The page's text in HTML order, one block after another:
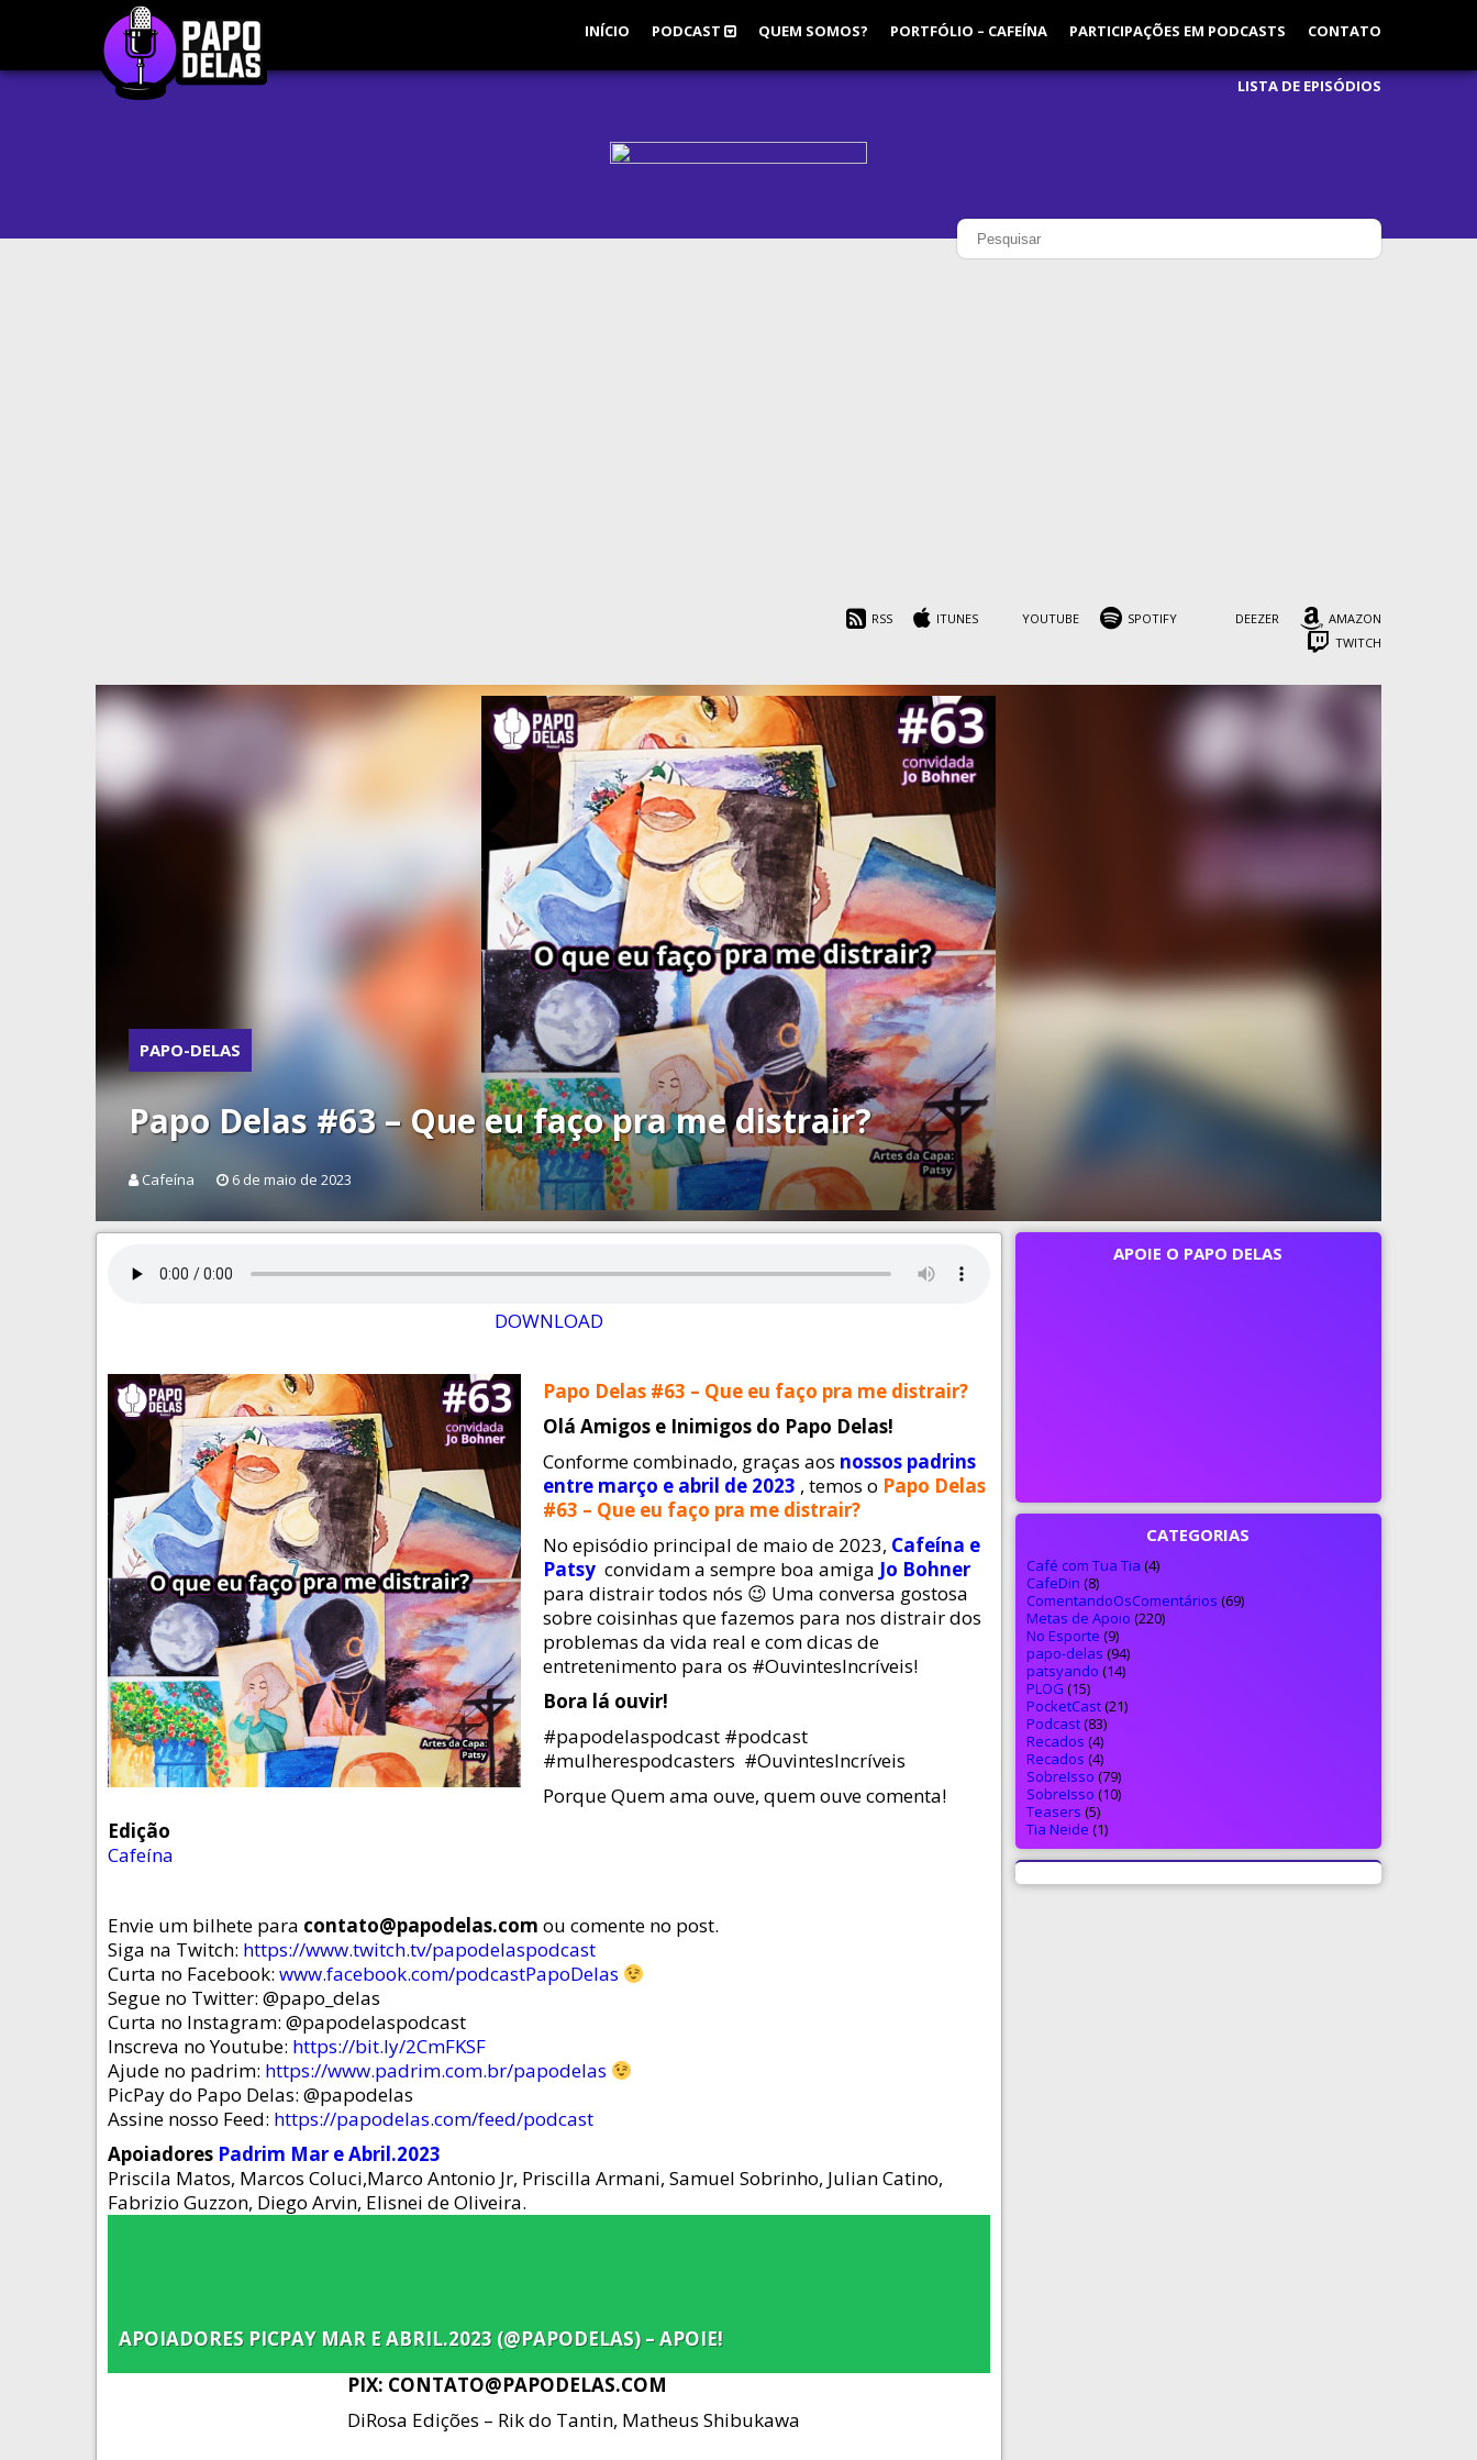
INÍCIO PODCAST QUEM SOMOS? PORTFÓLIO – CAFEÍNA PARTICIPAÇÕES EM PODCASTS CONTATO
LISTA DE EPISÓDIOS
RSS ITUNES YOUTUBE SPOTIFY DEEZER
AMAZON
TWITCH
PAPO-DELAS
Papo Delas #63 – Que eu faço pra me distrair?
Cafeína 6 de maio de 2023
DOWNLOAD
Papo Delas #63 – Que eu faço pra me distrair?
Olá Amigos e Inimigos do Papo Delas!
Conforme combinado, graças aos nossos padrins
entre março e abril de 2023 , temos o Papo Delas
#63 – Que eu faço pra me distrair?
No episódio principal de maio de 2023, Cafeína e
Patsy convidam a sempre boa amiga Jo Bohner
para distrair todos nós 😉 Uma conversa gostosa
sobre coisinhas que fazemos para nos distrair dos
problemas da vida real e com dicas de
entretenimento para os #OuvintesIncríveis!
Bora lá ouvir!
#papodelaspodcast #podcast
#mulherespodcasters #OuvintesIncríveis
Porque Quem ama ouve, quem ouve comenta!
Edição
Cafeína
Envie um bilhete para contato@papodelas.com ou comente no post.
Siga na Twitch: https://www.twitch.tv/papodelaspodcast
Curta no Facebook: www.facebook.com/podcastPapoDelas
Segue no Twitter: @papo_delas
Curta no Instagram: @papodelaspodcast
Inscreva no Youtube: https://bit.ly/2CmFKSF
Ajude no padrim: https://www.padrim.com.br/papodelas
PicPay do Papo Delas: @papodelas
Assine nosso Feed: https://papodelas.com/feed/podcast
Apoiadores Padrim Mar e Abril.2023
Priscila Matos, Marcos Coluci,Marco Antonio Jr, Priscilla Armani, Samuel Sobrinho, Julian Catino,
Fabrizio Guzzon, Diego Arvin, Elisnei de Oliveira.
APOIADORES PICPAY MAR E ABRIL.2023 (@PAPODELAS) – APOIE!
PIX: CONTATO@PAPODELAS.COM
DiRosa Edições – Rik do Tantin, Matheus Shibukawa
APOIE O PAPO DELAS
CATEGORIAS
Café com Tua Tia (4)
CafeDin (8)
ComentandoOsComentários (69)
Metas de Apoio (220)
No Esporte (9)
papo-delas (94)
patsyando (14)
PLOG (15)
PocketCast(21)
Podcast(83)
Recados (4)
Recados (4)
SobreIsso (79)
SobreIsso (10)
Teasers (5)
Tia Neide (1)